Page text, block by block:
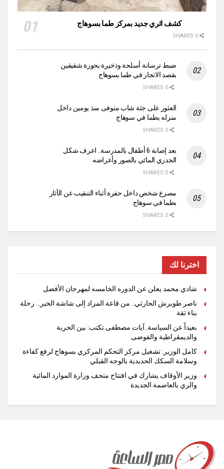
كشف اثري جديد بمركز طما بسوهاج
ضبط ترسانة أسلحة وذخيرة بحوزة شقيقين
بقصد الاتجار في طما بسوهاج
العثور على جثة شاب متوفى منذ يومين داخل
منزله بطما في سوهاج
بعد إصابة 6 أطفال بالمدرسة.. اعرف شكل
الجدري المائي بالصور وأعراضه
مصرع شخص داخل حفرة أثناء التنقيب عن الآثار
بطما في سوهاج
اخترنا لك
شادي محمد يعلن عن الدوره الخامسه لمهرجان الأفضل
ناصر طويرش الحارثي.. من قاعة المزاد إلى شاشة الخبر… رحلة
بناء ثقة
بعيداً عن السياسة..آيات مصطفى تكتب: بين الحرية
والديمقراطية والفوضى
كامل الوزير: تشغيل مركز التحكم المركزي بسوهاج لرفع كفاءة
وسلامة السكك الحديدية بالوجه القبلي
وزير الأوقاف يشارك في افتتاح متحف وزارة الموارد المائية
والري بالعاصمة الجديدة